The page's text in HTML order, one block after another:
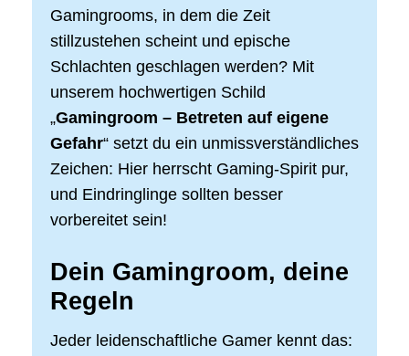
Gamingrooms, in dem die Zeit
stillzustehen scheint und epische
Schlachten geschlagen werden? Mit
unserem hochwertigen Schild
„Gamingroom – Betreten auf eigene
Gefahr“ setzt du ein unmissverständliches
Zeichen: Hier herrscht Gaming-Spirit pur,
und Eindringlinge sollten besser
vorbereitet sein!
Dein Gamingroom, deine
Regeln
Jeder leidenschaftliche Gamer kennt das: